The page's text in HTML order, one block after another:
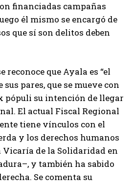
financiadas campañas
él mismo se encargó de
que sí son delitos deben
reconoce que Ayala es “el
pares, que se mueve con
pópuli su intención de llegar
El actual Fiscal Regional
tiene vínculos con el
y los derechos humanos
de la Solidaridad en
y también ha sabido
Se comenta su